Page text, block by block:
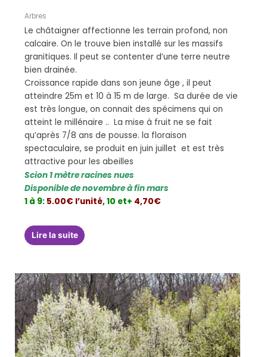
Arbres
Le châtaigner affectionne les terrain profond, non
calcaire. On le trouve bien installé sur les massifs
granitiques. Il peut se contenter d’une terre neutre
bien drainée.
Croissance rapide dans son jeune âge , il peut
atteindre 25m et 10 à 15 m de large. Sa durée de vie
est très longue, on connait des spécimens qui on
atteint le millénaire .. La mise à fruit ne se fait
qu’après 7/8 ans de pousse. la floraison
spectaculaire, se produit en juin juillet et est très
attractive pour les abeilles
Scion 1 mètre racines nues
Disponible de novembre à fin mars
1 à 9: 5.00€ l’unité,10 et+ 4,70€
Lire la suite